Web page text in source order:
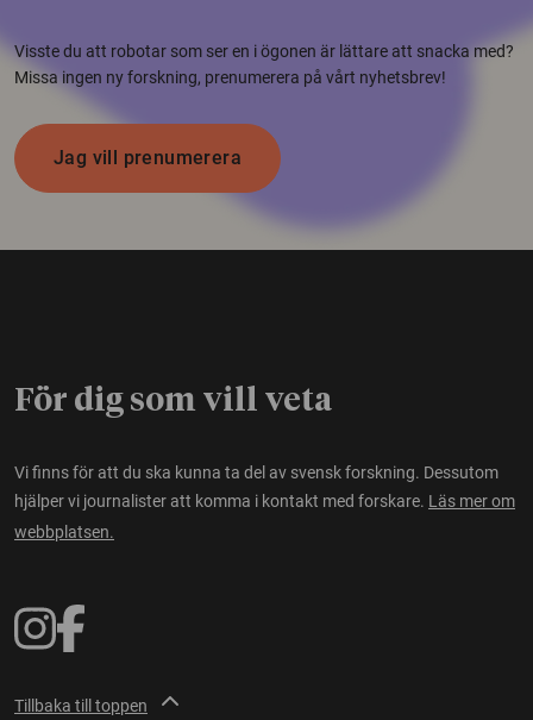
Visste du att robotar som ser en i ögonen är lättare att snacka med?
Missa ingen ny forskning, prenumerera på vårt nyhetsbrev!
Jag vill prenumerera
För dig som vill veta
Vi finns för att du ska kunna ta del av svensk forskning. Dessutom
hjälper vi journalister att komma i kontakt med forskare. Läs mer om
webbplatsen.
Tillbaka till toppen